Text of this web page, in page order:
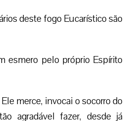
deste fogo Eucarístico são
esmero pelo próprio Espírito
merce, invocai o socorro do
agradável fazer, desde já